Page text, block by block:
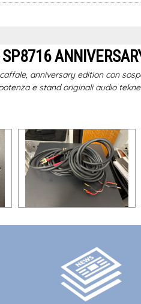
anniversary edition con
e stand originali audio tekne.